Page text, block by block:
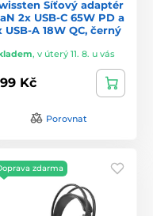
Síťový adaptér
2x USB-C 65W PD a
USB-A 18W QC, černý
, v úterý 11. 8. u vás
Kč
Porovnat
zdarma